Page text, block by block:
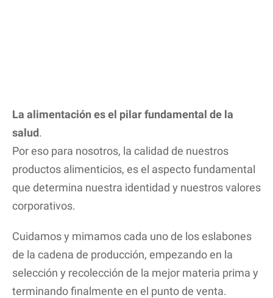
La alimentación es el pilar fundamental de la
salud.
Por eso para nosotros, la calidad de nuestros
productos alimenticios, es el aspecto fundamental
que determina nuestra identidad y nuestros valores
corporativos.
Cuidamos y mimamos cada uno de los eslabones
de la cadena de producción, empezando en la
selección y recolección de la mejor materia prima y
terminando finalmente en el punto de venta.